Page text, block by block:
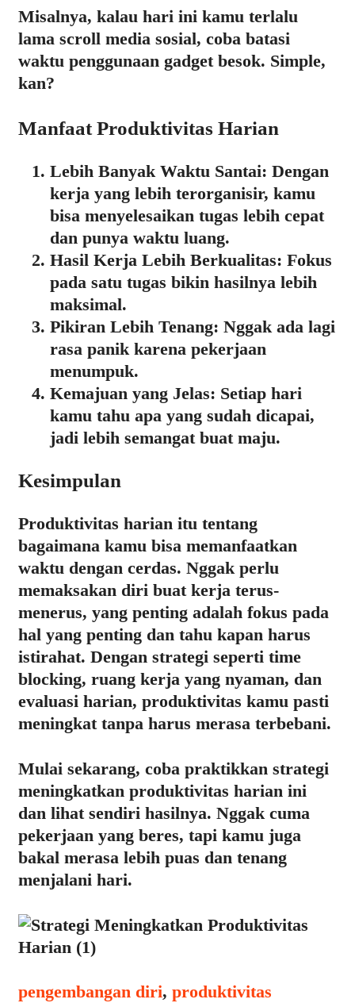
Misalnya, kalau hari ini kamu terlalu
lama scroll media sosial, coba batasi
waktu penggunaan gadget besok. Simple,
kan?
Manfaat Produktivitas Harian
Lebih Banyak Waktu Santai: Dengan
kerja yang lebih terorganisir, kamu
bisa menyelesaikan tugas lebih cepat
dan punya waktu luang.
Hasil Kerja Lebih Berkualitas: Fokus
pada satu tugas bikin hasilnya lebih
maksimal.
Pikiran Lebih Tenang: Nggak ada lagi
rasa panik karena pekerjaan
menumpuk.
Kemajuan yang Jelas: Setiap hari
kamu tahu apa yang sudah dicapai,
jadi lebih semangat buat maju.
Kesimpulan
Produktivitas harian itu tentang
bagaimana kamu bisa memanfaatkan
waktu dengan cerdas. Nggak perlu
memaksakan diri buat kerja terus-
menerus, yang penting adalah fokus pada
hal yang penting dan tahu kapan harus
istirahat. Dengan strategi seperti time
blocking, ruang kerja yang nyaman, dan
evaluasi harian, produktivitas kamu pasti
meningkat tanpa harus merasa terbebani.
Mulai sekarang, coba praktikkan strategi
meningkatkan produktivitas harian ini
dan lihat sendiri hasilnya. Nggak cuma
pekerjaan yang beres, tapi kamu juga
bakal merasa lebih puas dan tenang
menjalani hari.
Categories
pengembangan diri, produktivitas